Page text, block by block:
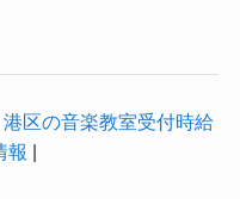
港区の音楽教室受付時給
報 |